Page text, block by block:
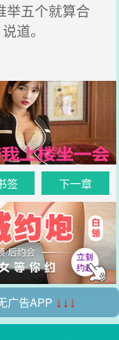
五个就算合
道。
签 下一章
广告APP ↓↓↓